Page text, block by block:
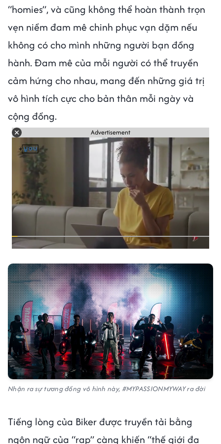
“homies”, và cũng không thể hoàn thành trọn
vẹn niềm đam mê chinh phục vạn dặm nếu
không có cho mình những người bạn đồng
hành. Đam mê của mỗi người có thể truyền
cảm hứng cho nhau, mang đến những giá trị
vô hình tích cực cho bản thân mỗi ngày và
cộng đồng.
Advertisement
Nhận ra sự tương đồng vô hình này, #MYPASSIONMYWAY ra đời
Tiếng lòng của Biker được truyền tải bằng
ngôn ngữ của “rap” càng khiến “thế giới đa